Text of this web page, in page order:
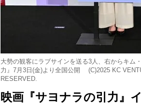
大勢の観客にラブサインを送る3人、右からキ
力』7月3日(金)より全国公開 (C)2025 KC
RESERVED.
映画『サヨナラの引力』